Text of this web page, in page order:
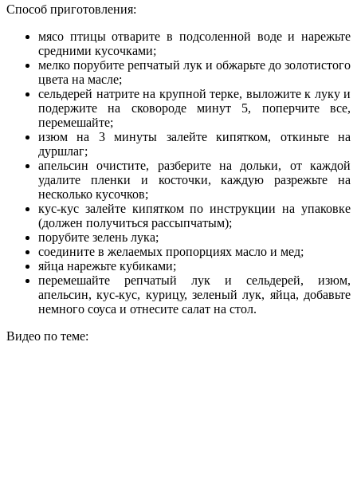
Способ приготовления:
мясо птицы отварите в подсоленной воде и нарежьте
средними кусочками;
мелко порубите репчатый лук и обжарьте до золотистого
цвета на масле;
сельдерей натрите на крупной терке, выложите к луку и
подержите на сковороде минут 5, поперчите все,
перемешайте;
изюм на 3 минуты залейте кипятком, откиньте на
дуршлаг;
апельсин очистите, разберите на дольки, от каждой
удалите пленки и косточки, каждую разрежьте на
несколько кусочков;
кус-кус залейте кипятком по инструкции на упаковке
(должен получиться рассыпчатым);
порубите зелень лука;
соедините в желаемых пропорциях масло и мед;
яйца нарежьте кубиками;
перемешайте репчатый лук и сельдерей, изюм,
апельсин, кус-кус, курицу, зеленый лук, яйца, добавьте
немного соуса и отнесите салат на стол.
Видео по теме: